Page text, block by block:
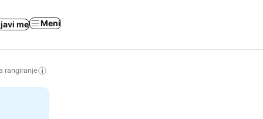
me Meni
rangiranje